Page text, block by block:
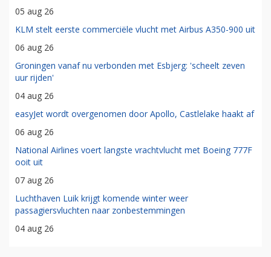
05 aug 26
KLM stelt eerste commerciële vlucht met Airbus A350-900 uit
06 aug 26
Groningen vanaf nu verbonden met Esbjerg: 'scheelt zeven
uur rijden'
04 aug 26
easyJet wordt overgenomen door Apollo, Castlelake haakt af
06 aug 26
National Airlines voert langste vrachtvlucht met Boeing 777F
ooit uit
07 aug 26
Luchthaven Luik krijgt komende winter weer
passagiersvluchten naar zonbestemmingen
04 aug 26